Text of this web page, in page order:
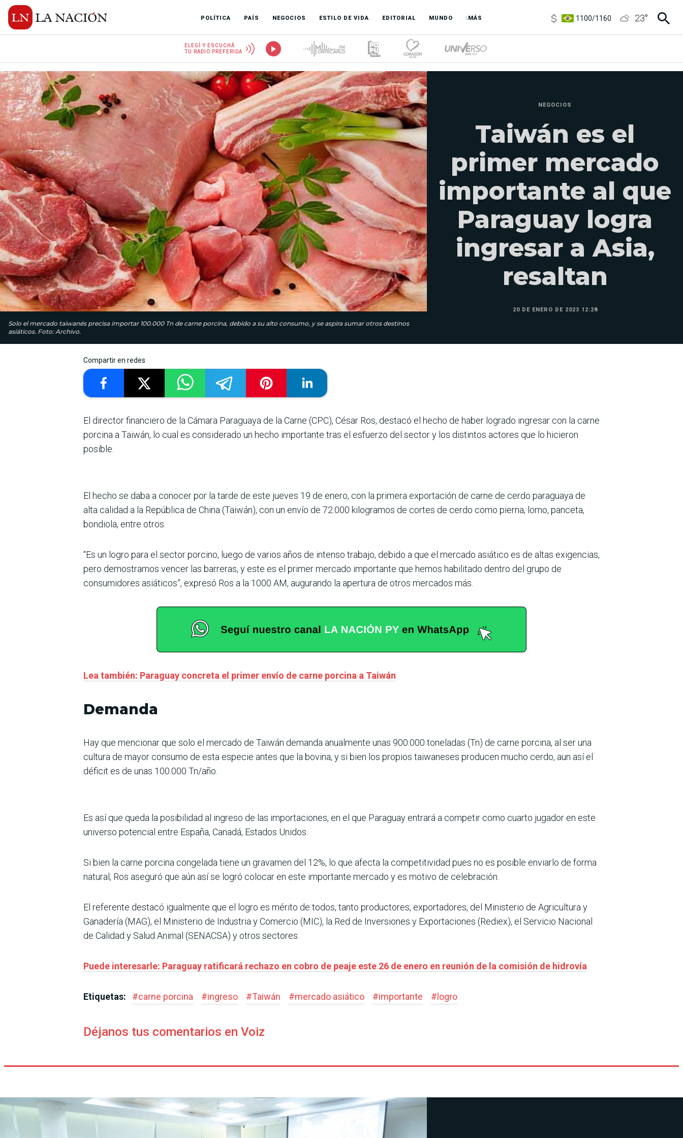
POLÍTICA PAÍS NEGOCIOS ESTILO DE VIDA EDITORIAL MUNDO :MÁS
3,8/4
23°
ELEGÍ Y ESCUCHÁ
TU RADIO PREFERIDA
Solo el mercado taiwanés precisa importar 100.000 Tn de carne porcina, debido a su alto consumo, y se aspira sumar otros destinos
asiáticos. Foto: Archivo.
NEGOCIOS
Taiwán es el
primer mercado
importante al que
Paraguay logra
ingresar a Asia,
resaltan
20 DE ENERO DE 2023 12:28
Compartir en redes
El director financiero de la Cámara Paraguaya de la Carne (CPC), César Ros, destacó el hecho de haber logrado ingresar con la carne
porcina a Taiwán, lo cual es considerado un hecho importante tras el esfuerzo del sector y los distintos actores que lo hicieron
posible.
El hecho se daba a conocer por la tarde de este jueves 19 de enero, con la primera exportación de carne de cerdo paraguaya de
alta calidad a la República de China (Taiwán), con un envío de 72.000 kilogramos de cortes de cerdo como pierna, lomo, panceta,
bondiola, entre otros.
“Es un logro para el sector porcino, luego de varios años de intenso trabajo, debido a que el mercado asiático es de altas exigencias,
pero demostramos vencer las barreras, y este es el primer mercado importante que hemos habilitado dentro del grupo de
consumidores asiáticos”, expresó Ros a la 1000 AM, augurando la apertura de otros mercados más.
Lea también: Paraguay concreta el primer envío de carne porcina a Taiwán
Demanda
Hay que mencionar que solo el mercado de Taiwán demanda anualmente unas 900.000 toneladas (Tn) de carne porcina, al ser una
cultura de mayor consumo de esta especie antes que la bovina, y si bien los propios taiwaneses producen mucho cerdo, aun así el
déficit es de unas 100.000 Tn/año.
Es así que queda la posibilidad al ingreso de las importaciones, en el que Paraguay entrará a competir como cuarto jugador en este
universo potencial entre España, Canadá, Estados Unidos.
Si bien la carne porcina congelada tiene un gravamen del 12%, lo que afecta la competitividad pues no es posible enviarlo de forma
natural, Ros aseguró que aún así se logró colocar en este importante mercado y es motivo de celebración.
El referente destacó igualmente que el logro es mérito de todos, tanto productores, exportadores, del Ministerio de Agricultura y
Ganadería (MAG), el Ministerio de Industria y Comercio (MIC), la Red de Inversiones y Exportaciones (Rediex), el Servicio Nacional
de Calidad y Salud Animal (SENACSA) y otros sectores.
Puede interesarle: Paraguay ratificará rechazo en cobro de peaje este 26 de enero en reunión de la comisión de hidrovía
Etiquetas: #carne porcina #ingreso #Taiwán #mercado asiático #importante #logro
Déjanos tus comentarios en Voiz